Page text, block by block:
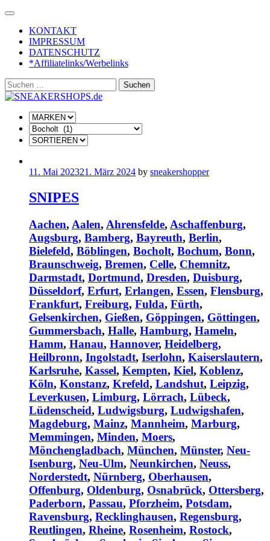
Skip
contentKONTAKT
IMPRESSUM
DATENSCHUTZ
*Affiliatelinks/Werbelinks
Suchen
nach:
11. Mai 202321. März 2024 by sneakershopper
SNIPES
Aachen, Aalen, Ahrensfelde, Aschaffenburg,
Augsburg, Bamberg, Bayreuth, Berlin,
Bielefeld, Böblingen, Bocholt, Bochum, Bonn,
Braunschweig, Bremen, Celle, Chemnitz,
Darmstadt, Dortmund, Dresden, Duisburg,
Düsseldorf, Erfurt, Erlangen, Essen, Flensburg,
Frankfurt, Freiburg, Fulda, Fürth,
Gelsenkirchen, Gießen, Göppingen, Göttingen,
Gummersbach, Halle, Hamburg, Hameln,
Hamm, Hanau, Hannover, Heidelberg,
Heilbronn, Ingolstadt, Iserlohn, Kaiserslautern,
Karlsruhe, Kassel, Kempten, Kiel, Koblenz,
Köln, Konstanz, Krefeld, Landshut, Leipzig,
Leverkusen, Limburg, Lörrach, Lübeck,
Lüdenscheid, Ludwigsburg, Ludwigshafen,
Magdeburg, Mainz, Mannheim, Marburg,
Memmingen, Minden, Moers,
Mönchengladbach, München, Münster, Neu-
Isenburg, Neu-Ulm, Neunkirchen, Neuss,
Norderstedt, Nürnberg, Oberhausen,
Offenburg, Oldenburg, Osnabrück, Ottersberg,
Paderborn, Passau, Pforzheim, Potsdam,
Ravensburg, Recklinghausen, Regensburg,
Reutlingen, Rheine, Rosenheim, Rostock,